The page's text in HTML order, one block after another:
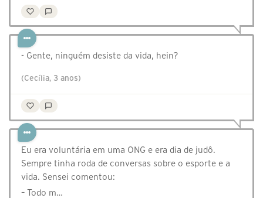
- Gente, ninguém desiste da vida, hein?
(Cecília, 3 anos)
Eu era voluntária em uma ONG e era dia de judô.
Sempre tinha roda de conversas sobre o esporte e a
vida. Sensei comentou:
– Todo m…